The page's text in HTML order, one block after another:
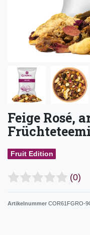
Feige Rosé,
Fruit Edition
(0)
Artikelnummer COR61FGRO-